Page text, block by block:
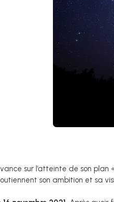
sur l’atteinte de son
son ambition et sa